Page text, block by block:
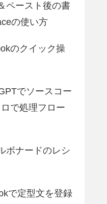
ペースト後の書
の使い方
のクイック操
でソースコー
で処理フロー
ボナードのレシ
で定型文を登録